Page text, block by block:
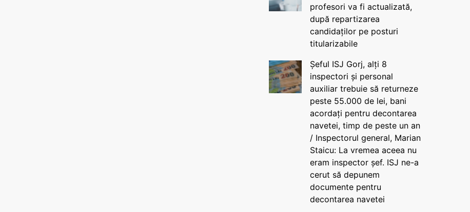
profesori va fi actualizată,
după repartizarea
candidaților pe posturi
titularizabile
Șeful ISJ Gorj, alți 8
inspectori și personal
auxiliar trebuie să returneze
peste 55.000 de lei, bani
acordați pentru decontarea
navetei, timp de peste un an
/ Inspectorul general, Marian
Staicu: La vremea aceea nu
eram inspector șef. ISJ ne-a
cerut să depunem
documente pentru
decontarea navetei